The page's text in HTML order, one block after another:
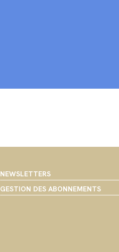
NEWSLETTERS
GESTION DES ABONNEMENTS